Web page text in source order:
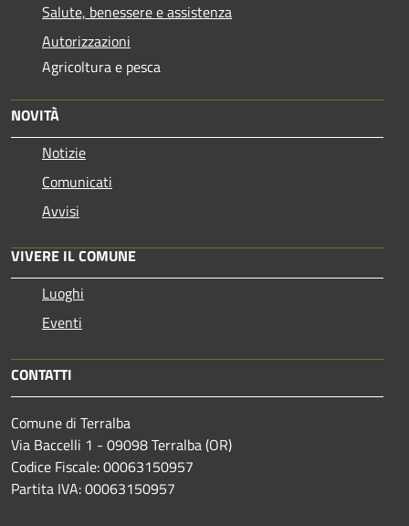
Salute, benessere e assistenza
Autorizzazioni
Agricoltura e pesca
NOVITÀ
Notizie
Comunicati
Avvisi
VIVERE IL COMUNE
Luoghi
Eventi
CONTATTI
Comune di Terralba
Via Baccelli 1 - 09098 Terralba (OR)
Codice Fiscale: 00063150957
Partita IVA: 00063150957